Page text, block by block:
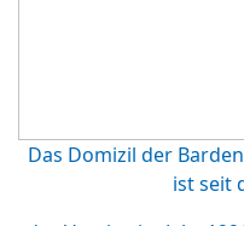
Das Domizil der
ist seit